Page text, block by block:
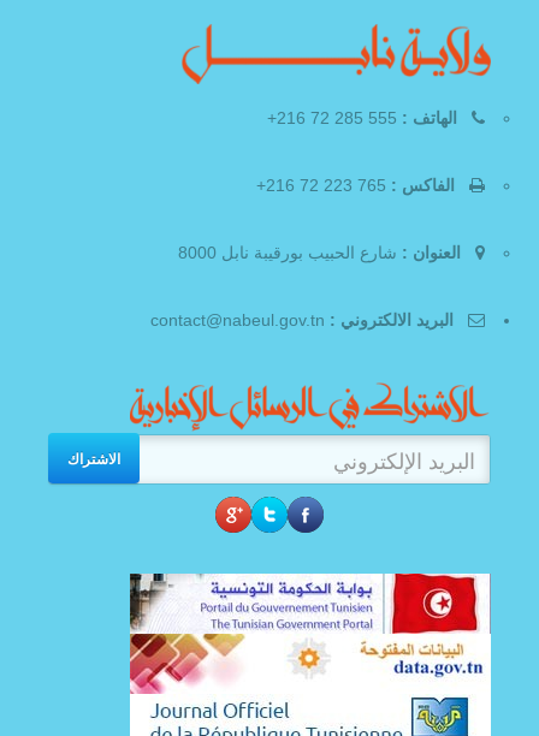
الهاتف :
الفاكس :
العنوان : شارع الحبيب بورقيبة نابل 8000
البريد الالكتروني :
الاشتراك